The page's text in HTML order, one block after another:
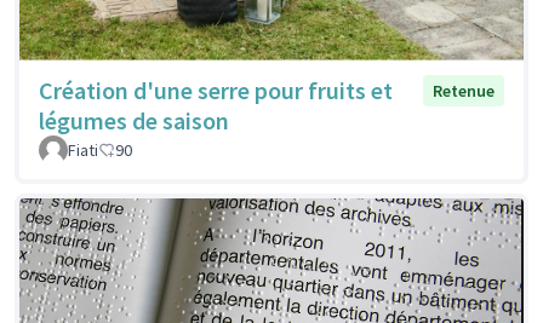
Création d'une serre pour fruits et
légumes de saison
Retenue
Fiati 90